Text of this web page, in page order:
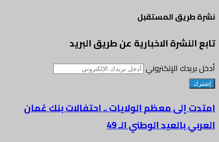
نشرة طريق المستقبل
تابع النشرة الاخبارية عن طريق البريد
أدخل بريدك الإلكتروني
امتدت إلى معظم الولايات .. احتفالات بنك عُمان
العربي بالعيد الوطني الـ 49